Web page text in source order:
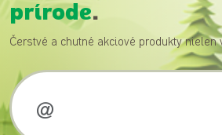
prírode.
Čerstvé a chutné akciové produkty nielen